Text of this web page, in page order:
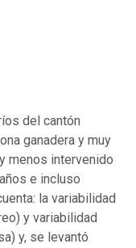
del cantón
ganadera y muy
menos intervenido
e incluso
la variabilidad
y variabilidad
y, se levantó